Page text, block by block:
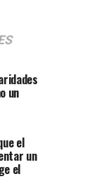
un
el
un
el